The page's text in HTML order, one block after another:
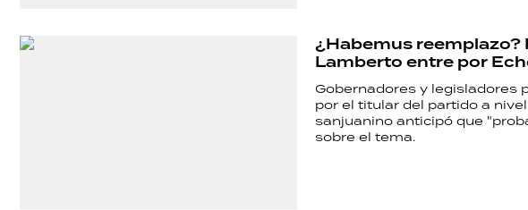
¿Habemus reemplazo?
Lamberto entre por
Gobernadores y legisladores
por el titular del partido a
sanjuanino anticipó que
sobre el tema.
TECNOLOGÍA